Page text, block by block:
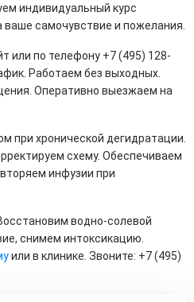
индивидуальный курс
самочувствие и пожелания.
или по телефону +7 (495) 128-
Работаем без выходных.
Оперативно выезжаем на
при хронической дегидратации.
схему. Обеспечиваем
инфузии при
водно-солевой
снимем интоксикацию.
или в клинике. Звоните: +7 (495)